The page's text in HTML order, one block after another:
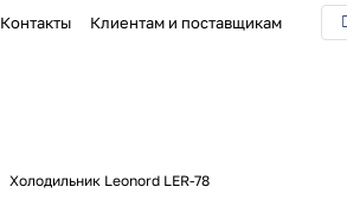
Контакты Клиентам и поставщикам
Холодильник Leonord LER-78